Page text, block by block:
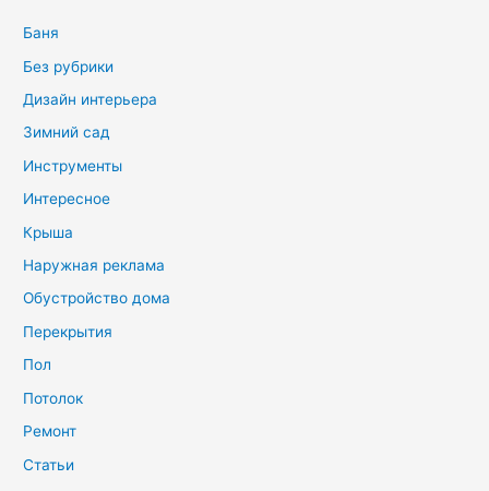
:Баня
Без рубрики
Дизайн интерьера
Зимний сад
Инструменты
Интересное
Крыша
Наружная реклама
Обустройство дома
Перекрытия
Пол
Потолок
Ремонт
Статьи